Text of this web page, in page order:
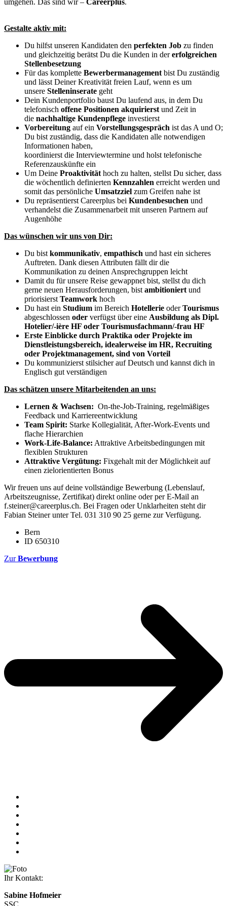
Gestalte aktiv mit:
Du hilfst unseren Kandidaten den perfekten Job zu finden
und gleichzeitig berätst Du die Kunden in dererfolgreichen
Stellenbesetzung
Für das komplette Bewerbermanagement bist Du zuständig
und lässt Deiner Kreativität freien Lauf, wenn es um
unsere Stelleninserate geht
Dein Kundenportfolio baust Du laufend aus, in dem Du
telefonisch offene Positionen akquirierst und Zeit in
die nachhaltige Kundenpflege investierst
Vorbereitung auf ein Vorstellungsgespräch ist das A und O;
Du bist zuständig, dass die Kandidaten alle notwendigen
Informationen haben,
koordinierst die Interviewtermine und holst telefonische
Referenzauskünfte ein
Um Deine Proaktivität hoch zu halten, stellst Du sicher, dass
die wöchentlich definierten Kennzahlen erreicht werden und
somit das persönliche Umsatzziel zum Greifen nahe ist
Du repräsentierst Careerplus bei Kundenbesuchen und
verhandelst die Zusammenarbeit mit unseren Partnern auf
Augenhöhe
Das wünschen wir uns von Dir:
Du bist kommunikativ, empathisch und hast ein sicheres
Auftreten. Dank diesen Attributen fällt dir die
Kommunikation zu deinen Ansprechgruppen leicht
Damit du für unsere Reise gewappnet bist, stellst du dich
gerne neuen Herausforderungen, bist ambitioniert und
priorisierst Teamwork hoch
Du hast ein Studium im Bereich Hotellerie oderTourismus
abgeschlossen oder verfügst über eine Ausbildung als Dipl.
Hotelier/-ière HF oder Tourismusfachmann/-frau HF
Erste Einblicke durch Praktika oder Projekte im
Dienstleistungsbereich, idealerweise im HR, Recruiting
oder Projektmanagement, sind von Vorteil
Du kommunizierst stilsicher auf Deutsch und kannst dich in
Englisch gut verständigen
Das schätzen unsere Mitarbeitenden an uns:
Lernen & Wachsen: On-the-Job-Training, regelmäßiges
Feedback und Karriereentwicklung
Team Spirit: Starke Kollegialität, After-Work-Events und
flache Hierarchien
Work-Life-Balance: Attraktive Arbeitsbedingungen mit
flexiblen Strukturen
Attraktive Vergütung: Fixgehalt mit der Möglichkeit auf
einen zielorientierten Bonus
Wir freuen uns auf deine vollständige Bewerbung (Lebenslauf,
Arbeitszeugnisse, Zertifikat) direkt online oder per E-Mail an
f.steiner@careerplus.ch. Bei Fragen oder Unklarheiten steht dir
Fabian Steiner unter Tel. 031 310 90 25 gerne zur Verfügung.
Bern
ID 650310
ZurBewerbung
Ihr Kontakt:
Sabine Hofmeier
SSC